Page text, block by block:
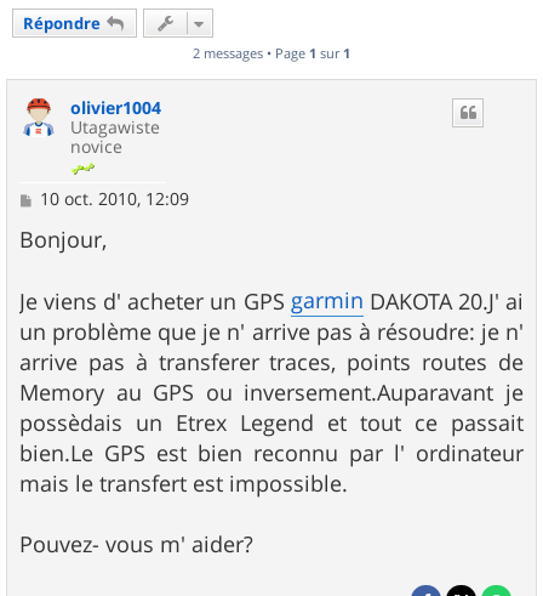
Répondre
2 messages • Page 1 sur 1
olivier1004
Utagawiste
novice
M
s
s
g
e
10 oct. 2010, 12:09
Bonjour,
Je viens d' acheter un GPS garmin DAKOTA 20.J' ai
un problème que je n' arrive pas à résoudre: je n'
arrive pas à transferer traces, points routes de
Memory au GPS ou inversement.Auparavant je
possèdais un Etrex Legend et tout ce passait
bien.Le GPS est bien reconnu par l' ordinateur
mais le transfert est impossible.
Pouvez- vous m' aider?